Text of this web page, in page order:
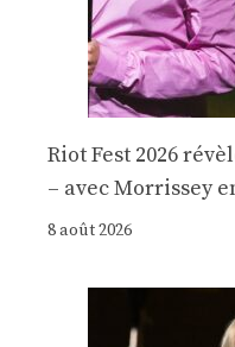
Riot Fest 2026
– avec Morrissey
8 août 2026